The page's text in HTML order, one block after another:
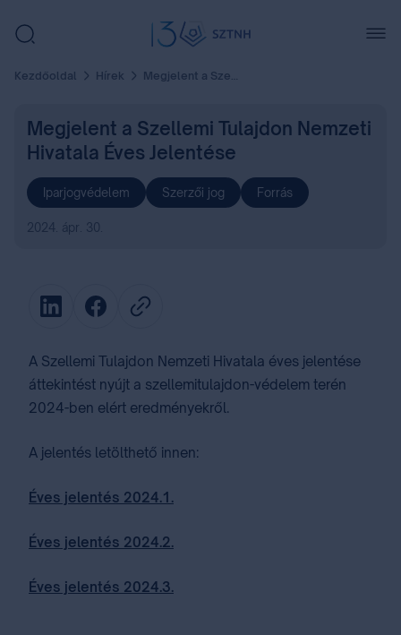
Kezdőoldal Hírek Megjelent a Szellemi Tulajdon Nemzeti Hivatala Éves Jelentése
Megjelent a Szellemi Tulajdon Nemzeti
Hivatala Éves Jelentése
Iparjogvédelem Szerzői jog Forrás
2024. ápr. 30.
A Szellemi Tulajdon Nemzeti Hivatala éves jelentése
áttekintést nyújt a szellemitulajdon-védelem terén
2024-ben elért eredményekről.
A jelentés letölthető innen:
Éves jelentés 2024.1.
Éves jelentés 2024.2.
Éves jelentés 2024.3.